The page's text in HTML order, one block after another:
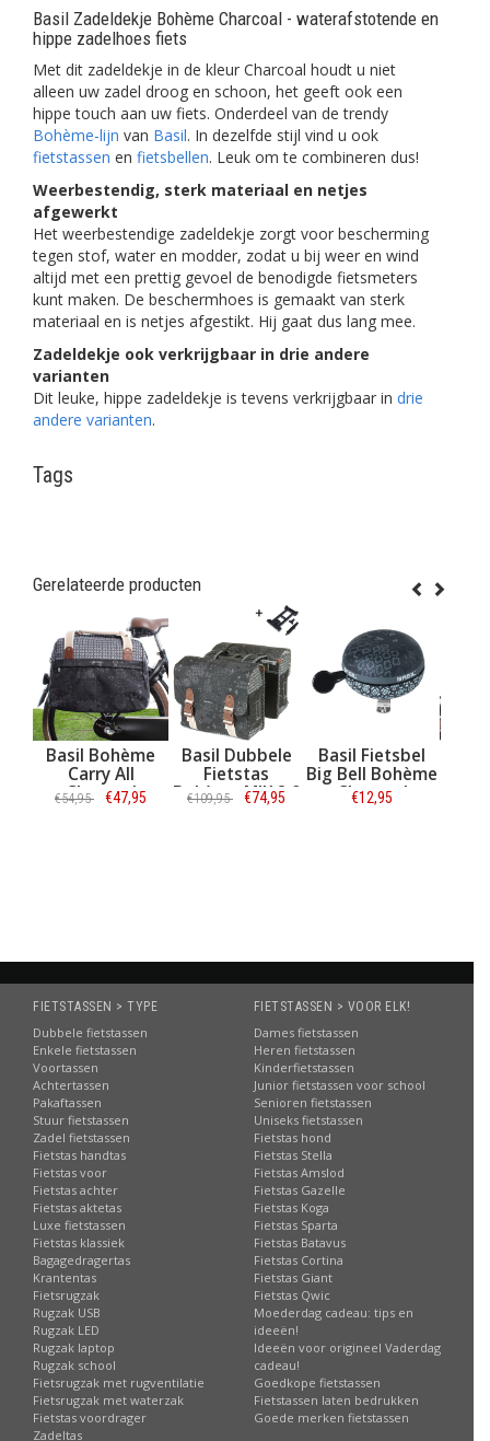
Basil Zadeldekje Bohème Charcoal - waterafstotende en
hippe zadelhoes fiets
Met dit zadeldekje in de kleur Charcoal houdt u niet
alleen uw zadel droog en schoon, het geeft ook een
hippe touch aan uw fiets. Onderdeel van de trendy
Bohème-lijn van Basil. In dezelfde stijl vind u ook
fietstassen en fietsbellen. Leuk om te combineren dus!
Weerbestendig, sterk materiaal en netjes
afgewerkt
Het weerbestendige zadeldekje zorgt voor bescherming
tegen stof, water en modder, zodat u bij weer en wind
altijd met een prettig gevoel de benodigde fietsmeters
kunt maken. De beschermhoes is gemaakt van sterk
materiaal en is netjes afgestikt. Hij gaat dus lang mee.
Zadeldekje ook verkrijgbaar in drie andere
varianten
Dit leuke, hippe zadeldekje is tevens verkrijgbaar in drie
andere varianten.
Tags
Gerelateerde producten
Bohème
Carry All
Charcoal
€47,95
Basil Dubbele
Fietstas
Bohème MIK 2.0
32L Charcoal
€109,95 €74,95
Basil Fietsbel
Big Bell Bohème
Charcoal
Basil
Bohème
FIETSTASSEN > TYPE
Dubbele fietstassen
Enkele fietstassen
Voortassen
Achtertassen
Pakaftassen
Stuur fietstassen
Zadel fietstassen
Fietstas handtas
Fietstas voor
Fietstas achter
Fietstas aktetas
Luxe fietstassen
Fietstas klassiek
Bagagedragertas
Krantentas
Fietsrugzak
Rugzak USB
Rugzak LED
Rugzak laptop
Rugzak school
Fietsrugzak met rugventilatie
Fietsrugzak met waterzak
Fietstas voordrager
Zadeltas
FIETSTASSEN > VOOR ELK!
Dames fietstassen
Heren fietstassen
Kinderfietstassen
Junior fietstassen voor school
Senioren fietstassen
Uniseks fietstassen
Fietstas hond
Fietstas Stella
Fietstas Amslod
Fietstas Gazelle
Fietstas Koga
Fietstas Sparta
Fietstas Batavus
Fietstas Cortina
Fietstas Giant
Fietstas Qwic
Moederdag cadeau: tips en
ideeën!
Ideeën voor origineel Vaderdag
cadeau!
Goedkope fietstassen
Fietstassen laten bedrukken
Goede merken fietstassen